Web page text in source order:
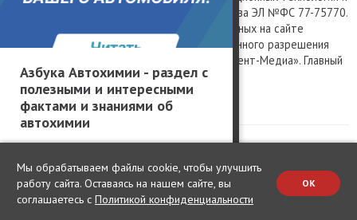
Азбука Автохимии - раздел с
полезными и интересными
фактами и знаниями об
автохимии
массовых коммуникаций, номер свидетельства ЭЛ №ФС 77-75770.
Любое использование материалов, размещенных на сайте
www.kolesa.ru, допускается только с письменного разрешения
правообладателя. Учредитель ООО «Президент-Медиа». Главный
редактор Баландин М.А. 0+
Политика конфиденциальности
Мы обрабатываем файлы cookie, чтобы улучшить
работу сайта. Оставаясь на нашем сайте, вы
соглашаетесь с Политикой конфиденциальности
OK